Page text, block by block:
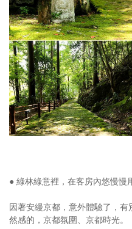
● 綠林綠意裡，在客房內悠慢慢
因著安縵京都，意外體驗了，
然感的，京都氛圍、京都時光。